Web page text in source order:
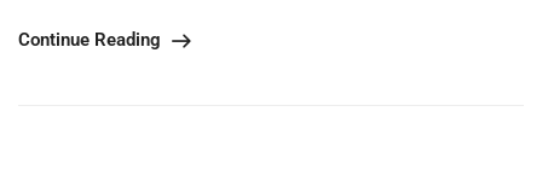
Continue Reading